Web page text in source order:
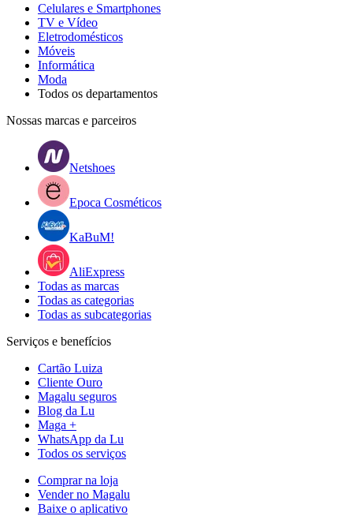
Celulares e Smartphones
TV e Vídeo
Eletrodomésticos
Móveis
Informática
Moda
Todos os departamentos
Nossas marcas e parceiros
Netshoes
Epoca Cosméticos
KaBuM!
AliExpress
Todas as marcas
Todas as categorias
Todas as subcategorias
Serviços e benefícios
Cartão Luiza
Cliente Ouro
Magalu seguros
Blog da Lu
Maga +
WhatsApp da Lu
Todos os serviços
Comprar na loja
Vender no Magalu
Baixe o aplicativo